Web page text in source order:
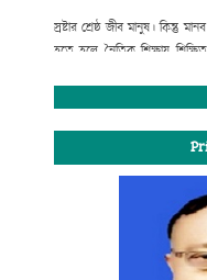
স্রষ্টার শ্রেষ্ঠ জীব মানুষ। কিন্তু
হতে হলে নৈতিক শিক্ষায়
শিক্ষার্থী হিসেবে তোমার দায়িত্ব
শিক্ষার শুরুতে লেখাপড়ার
শিক্ষাপঞ্জি এক্ষেত্রে তোমাকে
জনাব আলহ্বাজ রাজীব জাফর